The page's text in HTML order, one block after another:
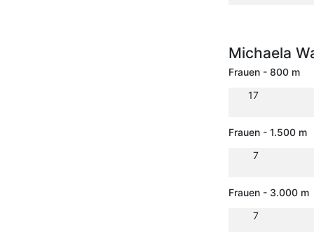
Michaela
Frauen - 800 m
17
Frauen - 1.500 m
7
Frauen - 3.000 m
7